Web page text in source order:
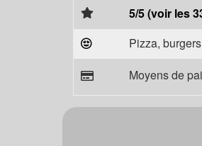
5/5 (voir les
Pizza,
Moyens de